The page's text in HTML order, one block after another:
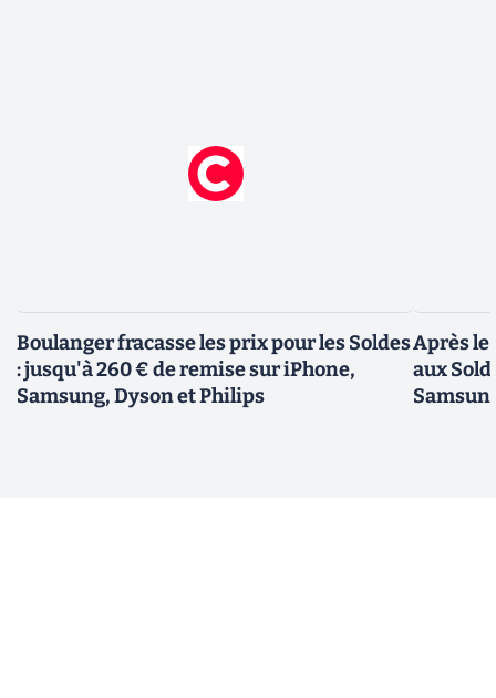
Boulanger fracasse les prix pour les Soldes
: jusqu'à 260 € de remise sur iPhone,
Samsung, Dyson et Philips
Après le
aux